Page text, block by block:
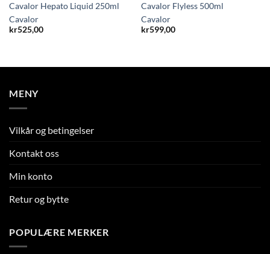
Cavalor Hepato Liquid 250ml
Cavalor
kr525,00
Cavalor Flyless 500ml
Cavalor
kr599,00
MENY
Vilkår og betingelser
Kontakt oss
Min konto
Retur og bytte
POPULÆRE MERKER